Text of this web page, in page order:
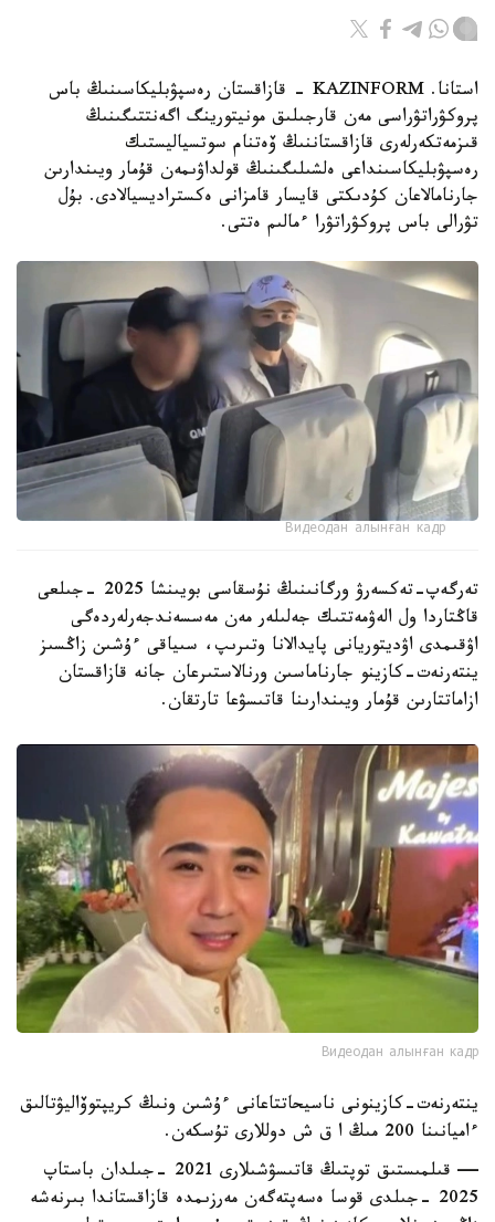
استانا. KAZINFORM - قازاقستان رەسپۋبليكاسىنىڭ باس
پروكۋراتۋراسى مەن قارجىلىق مونيتورينگ اگەنتتىگىنىڭ
قىزمەتكەرلەرى قازاقستاننىڭ ۆەتنام سوتسياليستىك
رەسپۋبليكاسىنداعى ەلشىلىگىنىڭ قولداۋىمەن قۇمار ويىندارىن
جارنامالاعان كۇدىكتى قايسار قامزانى ەكستراديسيالادى. بۇل
تۋرالى باس پروكۋراتۋرا ءمالىم ەتتى.
Видеодан алынған кадр
تەرگەپ-تەكسەرۋ ورگانىنىڭ نۇسقاسى بويىنشا 2025 -جىلعى
قاڭتاردا ول الەۋمەتتىك جەلىلەر مەن مەسسەندجەرلەردەگى
اۋقىمدى اۋديتوريانى پايدالانا وتىرىپ، سىياقى ءۇشىن زاڭسىز
ينتەرنەت-كازينو جارناماسىن ورنالاستىرعان جانە قازاقستان
ازاماتتارىن قۇمار ويىندارىنا قاتىسۋعا تارتقان.
Видеодан алынған кадр
ينتەرنەت-كازينونى ناسيحاتتاعانى ءۇشىن ونىڭ كريپتوۆاليۋتالىق
ءاميانىنا 200 مىڭ ا ق ش دوللارى تۇسكەن.
— قىلمىستىق توپتىڭ قاتىسۋشىلارى 2021 -جىلدان باستاپ
2025 -جىلدى قوسا ەسەپتەگەن مەرزىمدە قازاقستاندا بىرنەشە